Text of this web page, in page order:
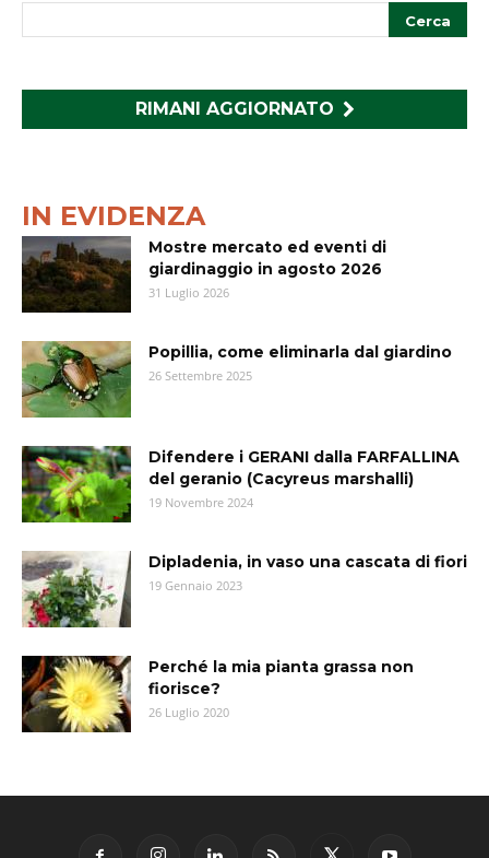
RIMANI AGGIORNATO
IN EVIDENZA
Mostre mercato ed eventi di
giardinaggio in agosto 2026
31 Luglio 2026
Popillia, come eliminarla dal giardino
26 Settembre 2025
Difendere i GERANI dalla FARFALLINA
del geranio (Cacyreus marshalli)
19 Novembre 2024
Dipladenia, in vaso una cascata di fiori
19 Gennaio 2023
Perché la mia pianta grassa non
fiorisce?
26 Luglio 2020